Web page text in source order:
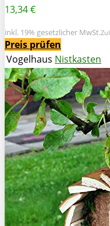
13,34 €
inkl. 19% gesetzlicher MwSt.
Preis prüfen
Vogelhaus Nistkasten